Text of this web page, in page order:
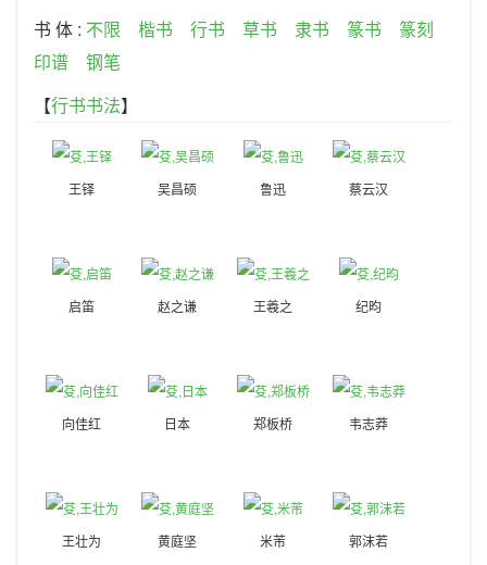
书 体 : 不限 楷书 行书 草书 隶书 篆书
篆刻
印谱
钢笔
【行书书法】
王铎 吴昌硕 鲁迅 蔡云汉
启笛 赵之谦 王羲之 纪昀
向佳红 日本 郑板桥 韦志莽
王壮为 黄庭坚 米芾 郭沫若